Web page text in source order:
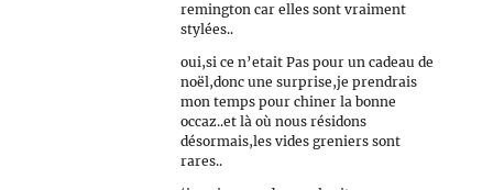
remington car elles sont vraiment
stylées..
oui,si ce n’etait Pas pour un cadeau de
noël,donc une surprise,je prendrais
mon temps pour chiner la bonne
occaz..et là où nous résidons
désormais,les vides greniers sont
rares..